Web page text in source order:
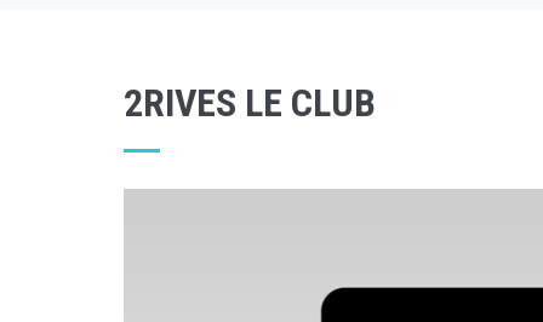
2RIVES LE CLUB